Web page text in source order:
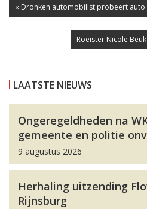
« Dronken automobilist probeert
Roeister Nicole
LAATSTE NIEUWS
Ongeregeldheden na
gemeente en politie
9 augustus 2026
Herhaling uitzending
Rijnsburg